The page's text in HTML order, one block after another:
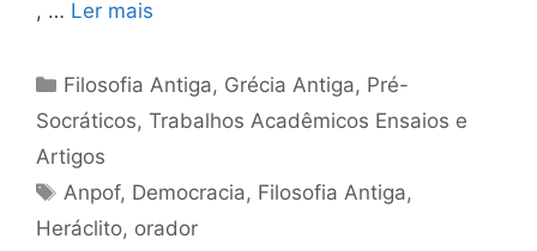
, … Ler mais
Categorias
Filosofia Antiga, Grécia Antiga, Pré-
Socráticos, Trabalhos Acadêmicos Ensaios e
Artigos
Tags
Anpof, Democracia, Filosofia Antiga,
Heráclito, orador